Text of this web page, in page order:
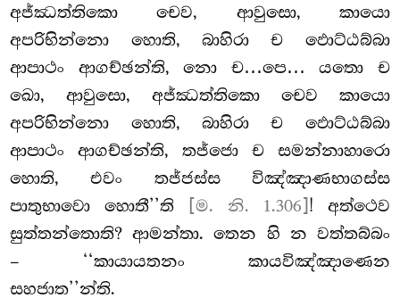
අජ්ඣත්තිකො චෙව, ආවුසො, කායො
අපරිභින්නො හොති, බාහිරා ච ඵොට්ඨබ්බා
ආපාථං ආගච්ඡන්ති, නො ච…පෙ… යතො ච
ඛො, ආවුසො, අජ්ඣත්තිකො චෙව කායො
අපරිභින්නො හොති, බාහිරා ච ඵොට්ඨබ්බා
ආපාථං ආගච්ඡන්ති, තජ්ජො ච සමන්නාහාරො
හොති, එවං තජ්ජස්ස විඤ්ඤාණභාගස්ස
පාතුභාවො හොතී’’ති
[ම. නි. 1.306]! අත්ථෙව
සුත්තන්තොති? ආමන්තා. තෙන හි න වත්තබ්බං
– ‘‘කායායතනං කායවිඤ්ඤාණෙන
සහජාත’’න්ති.